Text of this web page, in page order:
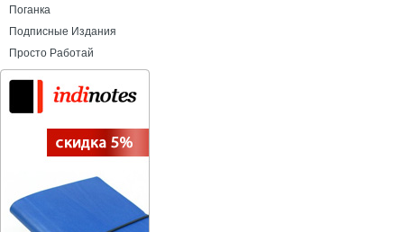
Поганка
Подписные Издания
Просто Работай